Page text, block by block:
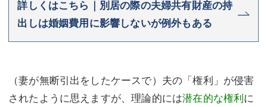
詳しくはこちら｜別居の際の夫婦共有財産の持
出しは婚姻費用に影響しないが例外もある
（妻が無断引出をしたケースで）夫の「権利」が侵害
されたように思えますが、理論的には潜在的な権利に